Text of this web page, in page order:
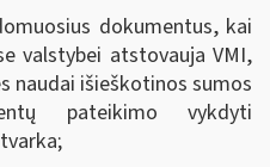
dokumentus, kai
valstybei atstovauja VMI,
naudai išieškotinos sumos
pateikimo vykdyti